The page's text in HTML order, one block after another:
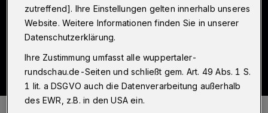
René Oschmannn mit seiner Band „Udopia“.
zutreffend]. Ihre Einstellungen gelten innerhalb unseres
Website. Weitere Informationen finden Sie in unserer
Datenschutzerklärung.
Ihre Zustimmung umfasst alle wuppertaler-
rundschau.de-Seiten und schließt gem. Art. 49 Abs. 1 S.
1 lit. a DSGVO auch die Datenverarbeitung außerhalb
des EWR, z.B. in den USA ein.